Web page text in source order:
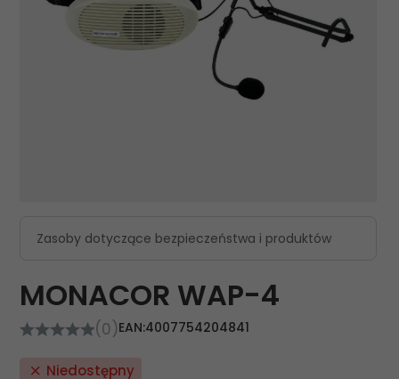
Zasoby dotyczące bezpieczeństwa i produktów
MONACOR WAP-4
(0)EAN:4007754204841
Niedostępny